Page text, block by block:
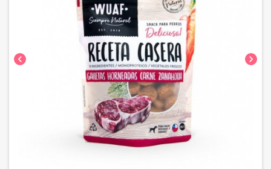
chevron_left chevron_right